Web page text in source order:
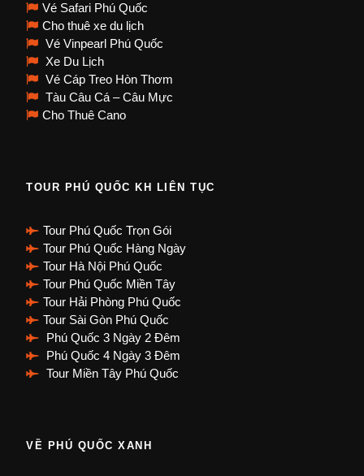
Vé Safari Phú Quốc
Cho thuê xe du lịch
Vé Vinpearl Phú Quốc
Xe Du Lịch
Vé Cáp Treo Hòn Thơm
Tàu Câu Cá – Câu Mực
Cho Thuê Cano
TOUR PHÚ QUỐC KH LIÊN TỤC
Tour Phú Quốc Trọn Gói
Tour Phú Quốc Hàng Ngày
Tour Hà Nội Phú Quốc
Tour Phú Quốc Miền Tây
Tour Hải Phòng Phú Quốc
Tour Sài Gòn Phú Quốc
Phú Quốc 3 Ngày 2 Đêm
Phú Quốc 4 Ngày 3 Đêm
Tour Miền Tây Phú Quốc
VỀ PHÚ QUỐC XANH